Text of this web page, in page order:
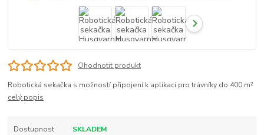
Ohodnotit produkt
Robotická sekačka s možností připojení k aplikaci pro trávníky do 400 m²
celý popis
Dostupnost SKLADEM